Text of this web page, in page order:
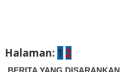
Halaman: 1 2